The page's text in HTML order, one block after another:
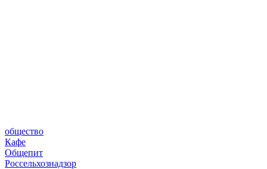
общество
Кафе
Общепит
Россельхознадзор